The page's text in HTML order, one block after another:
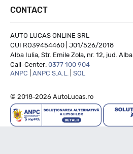
CONTACT
AUTO LUCAS ONLINE SRL
CUI RO39454460 | J01/526/2018
Alba Iulia, Str. Emile Zola, nr. 12, jud. Alba
Call-Center: 0377 100 904
ANPC
ANPC S.A.L. SOL
© 2018-2026 AutoLucas.ro